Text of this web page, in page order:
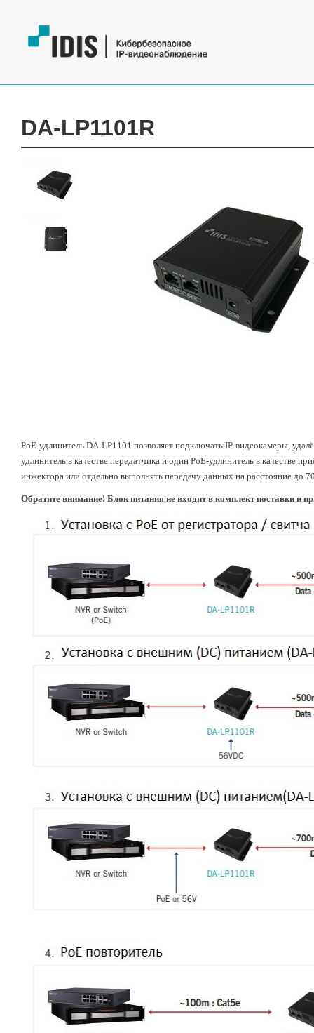
DA-LP1101R
PoE-удлинитель DA-LP1101 позволяет подключать IP-видеокамеры,
удлинитель в качестве передатчика и один PoE-удлинитель в качестве
инжектора или отдельно выполнять передачу данных на расстояние до
Обратите внимание! Блок питания не входит в комплект поставки и